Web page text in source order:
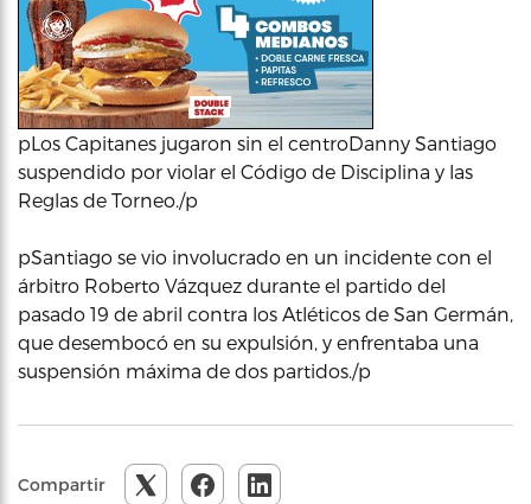
pLos Capitanes jugaron sin el centroDanny Santiago
suspendido por violar el Código de Disciplina y las
Reglas de Torneo./p
pSantiago se vio involucrado en un incidente con el
árbitro Roberto Vázquez durante el partido del
pasado 19 de abril contra los Atléticos de San Germán,
que desembocó en su expulsión, y enfrentaba una
suspensión máxima de dos partidos./p
Compartir